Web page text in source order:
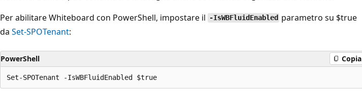
Per abilitare Whiteboard con PowerShell, impostare il
-IsWBFluidEnabled parametro su $true
da Set-SPOTenant:
PowerShell Copia